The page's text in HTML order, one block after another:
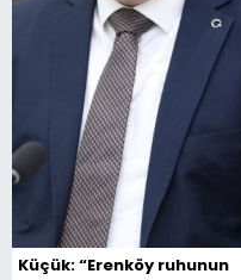
Küçük: “Erenköy ruhunun